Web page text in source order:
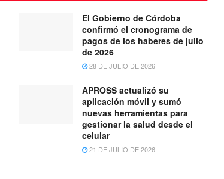
El Gobierno de Córdoba
confirmó el cronograma de
pagos de los haberes de julio
de 2026
28 DE JULIO DE 2026
APROSS actualizó su
aplicación móvil y sumó
nuevas herramientas para
gestionar la salud desde el
celular
21 DE JULIO DE 2026